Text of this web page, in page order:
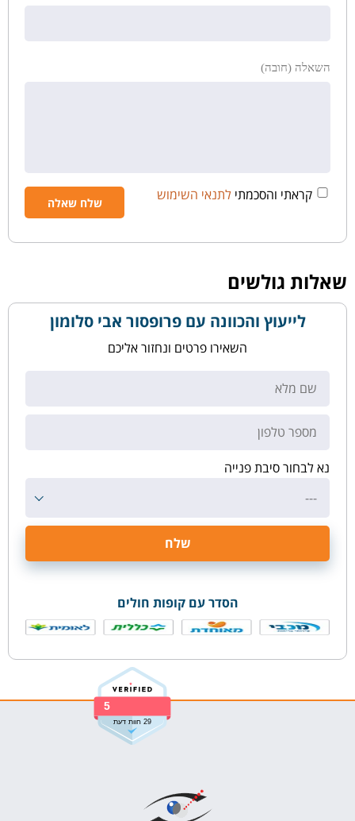
השאלה (חובה)
קראתי והסכמתי לתנאי השימוש
שאלות גולשים
לייעוץ והכוונה עם פרופסור אבי סלומון
השאירו פרטים ונחזור אליכם
נא לבחור סיבת פנייה
---
הסדר עם קופות חולים
5
29 חוות דעת